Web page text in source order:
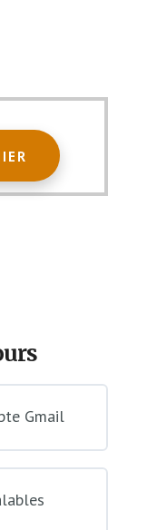
Gmail